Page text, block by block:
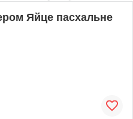
Яйце пасхальне